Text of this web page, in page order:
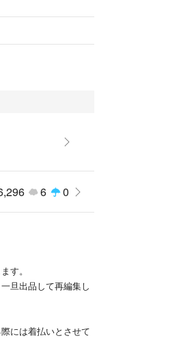
6 0
す。
旦出品して再編集し
には着払いとさせて